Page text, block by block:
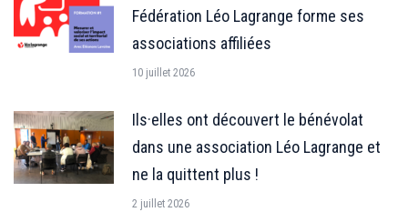
Fédération Léo Lagrange forme ses
associations affiliées
10 juillet 2026
Ils·elles ont découvert le bénévolat
dans une association Léo Lagrange et
ne la quittent plus !
2 juillet 2026